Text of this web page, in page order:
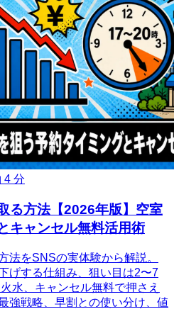
4 分
る方法【2026年版】空室
キャンセル無料活用術
法をSNSの実体験から解説。
げする仕組み、狙い目は2〜7
水、キャンセル無料で押さえ
強戦略、早割との使い分け、値